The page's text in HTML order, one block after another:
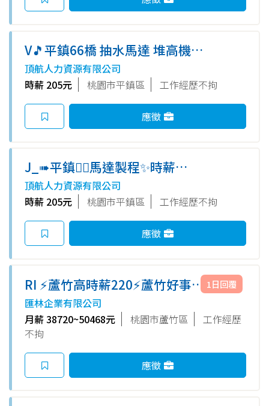
V🎵平鎮66橋 抽水馬達 堆高機操
作員 💌提供周領 💌周休二日💌
免靜電服/無塵衣 💌免仲介費 書
審快速上工
頂航人力資源有限公司
時薪 205元
桃園市平鎮區 工作經歷不拘
應徵
J_➠平鎮❤️‍🔥馬達製程✨時薪
205/H☑️餐費補助、月入
37,400✨☑️書審即可☑️周休二日
☑️高錄取☑️立即上班☑️可周領
頂航人力資源有限公司
時薪 205元
桃園市平鎮區 工作經歷不拘
應徵
RI ⚡蘆竹高時薪220⚡蘆竹好事多
旁居家清潔劑廠【8H周休二
日】簡單作業員✨可周領/員工餐
廳/免經驗/高錄取
匯林企業有限公司
月薪 38720~50468元
桃園市蘆竹區
工作經歷
不拘
1日回覆
應徵